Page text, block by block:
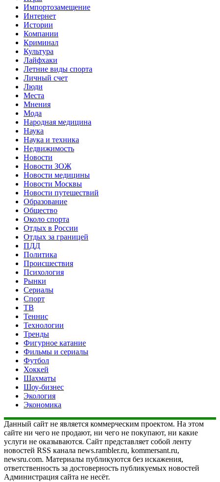
Импортозамещение
Интернет
Истории
Компании
Криминал
Культура
Лайфхаки
Летние виды спорта
Личный счет
Люди
Места
Мнения
Мода
Народная медицина
Наука
Наука и техника
Недвижимость
Новости
Новости ЗОЖ
Новости медицины
Новости Москвы
Новости путешествий
Образование
Общество
Около спорта
Отдых в России
Отдых за границей
ПДД
Политика
Происшествия
Психология
Рынки
Сериалы
Спорт
ТВ
Теннис
Технологии
Тренды
Фигурное катание
Фильмы и сериалы
Футбол
Хоккей
Шахматы
Шоу-бизнес
Экология
Экономика
Данный сайт не является коммерческим проектом. На этом
сайте ни чего не продают, ни чего не покупают, ни какие
услуги не оказываются. Сайт представляет собой ленту
новостей RSS канала news.rambler.ru, kommersant.ru,
newsru.com. Материалы публикуются без искажения,
ответственность за достоверность публикуемых новостей
Администрация сайта не несёт.